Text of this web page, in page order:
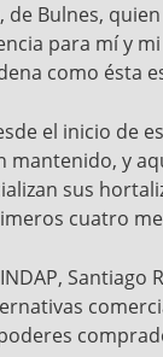
de Bulnes,
para mí y
como ésta
el inicio de
mantenido, y
sus
cuatro